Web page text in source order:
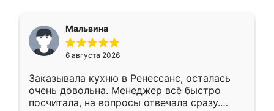
Мальвина
6 августа 2026
Заказывала кухню в Ренессанс, осталась
очень довольна. Менеджер всё быстро
посчитала, на вопросы отвечала сразу.